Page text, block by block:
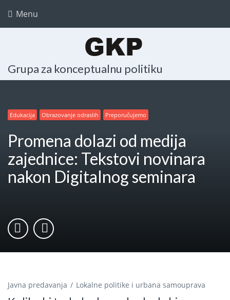
Menu
Grupa za konceptualnu politiku
Edukacija Obrazovanje odraslih Preporučujemo
Promena dolazi od medija
zajednice: Tekstovi novinara
nakon Digitalnog seminara
Edukacija Obrazovanje odraslih Preporučujemo
Edukacija Obrazovanje odraslih Preporučujemo
Najave Preporučujemo Raznorodnost kao istrajnost
Javna predavanja Lokalne politike i urbana samouprava